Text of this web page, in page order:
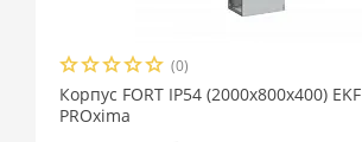
(0)
Корпус FORT IP54 (2000x800x400) EKF
PROxima